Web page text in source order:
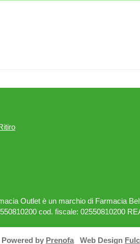
Outlet è un marchio di Farmacia
cod. fiscale: 02550810200
Powered by Prenofa Web Design